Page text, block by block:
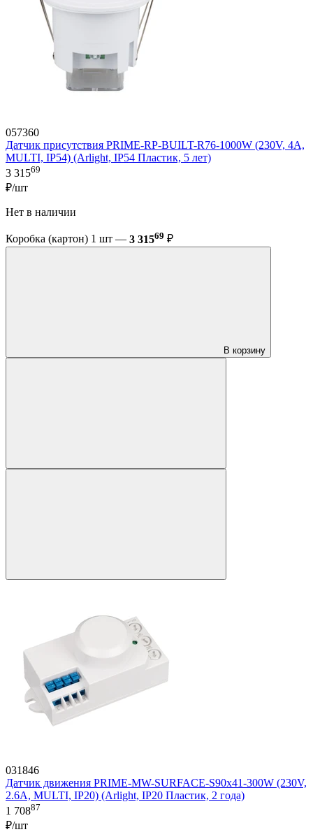
057360
Датчик присутствия PRIME-RP-BUILT-R76-1000W (230V, 4A,
MULTI, IP54) (Arlight, IP54 Пластик, 5 лет)
3 31569
₽/шт
Нет в наличии
Коробка (картон) 1 шт — 3 31569 ₽
В корзину
031846
Датчик движения PRIME-MW-SURFACE-S90x41-300W (230V,
2.6A, MULTI, IP20) (Arlight, IP20 Пластик, 2 года)
1 70887
₽/шт